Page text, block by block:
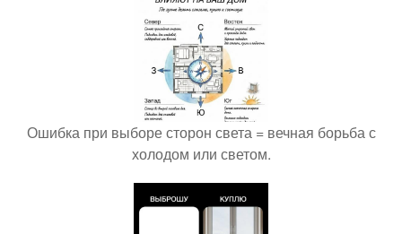
Ошибка при выборе сторон света = вечная борьба с
холодом или светом.